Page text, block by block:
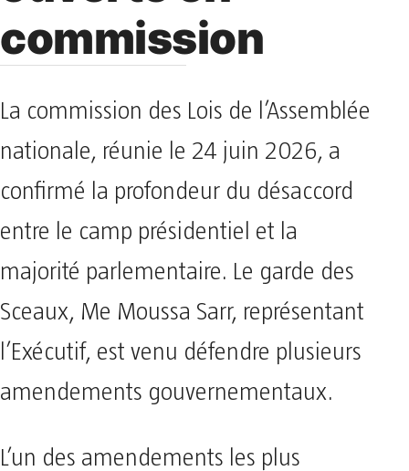
commission
La commission des Lois de l’Assemblée
nationale, réunie le 24 juin 2026, a
confirmé la profondeur du désaccord
entre le camp présidentiel et la
majorité parlementaire. Le garde des
Sceaux, Me Moussa Sarr, représentant
l’Exécutif, est venu défendre plusieurs
amendements gouvernementaux.
L’un des amendements les plus